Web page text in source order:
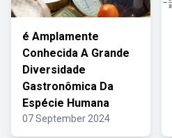
é Amplamente
Conhecida A Grande
Diversidade
Gastronômica Da
Espécie Humana
07 September 2024